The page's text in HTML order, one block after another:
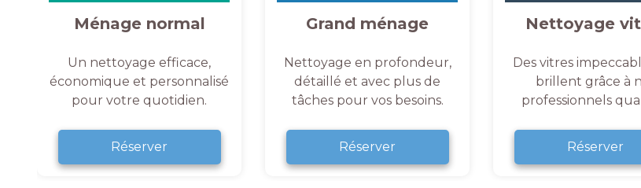
Ménage normal
Un nettoyage efficace,
économique et personnalisé
pour votre quotidien.
Réserver
Grand ménage
Nettoyage en profondeur,
détaillé et avec plus de
tâches pour vos besoins.
Réserver
Nettoyage
Des vitres
brillent grâce à
professionnels
Réserver